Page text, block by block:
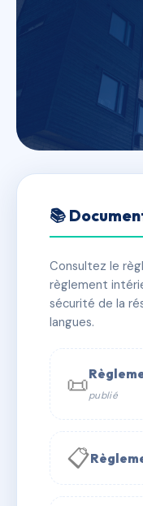
LES
ROUSSE 2
📍 20 RUE
✓ Immatriculée
📞 Contacter
✉ Email
📚
Consultez le
règlement
sécurité de la
langues.
📜publié
📋